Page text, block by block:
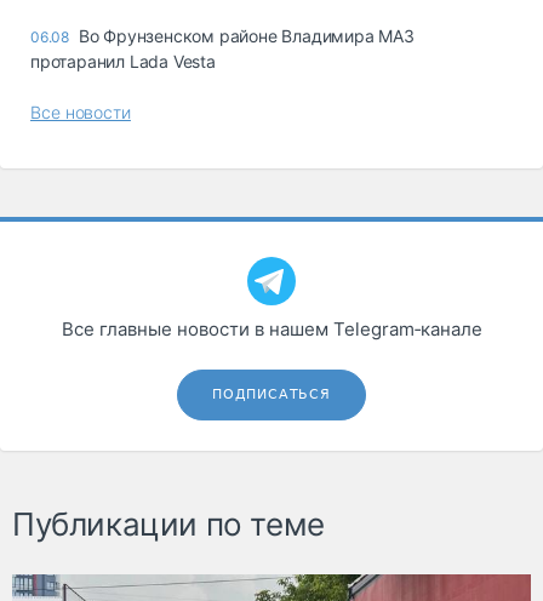
06.08 Во Фрунзенском районе Владимира МАЗ
протаранил Lada Vesta
Все новости
Все главные новости в нашем Telegram‑канале
ПОДПИСАТЬСЯ
Публикации по теме